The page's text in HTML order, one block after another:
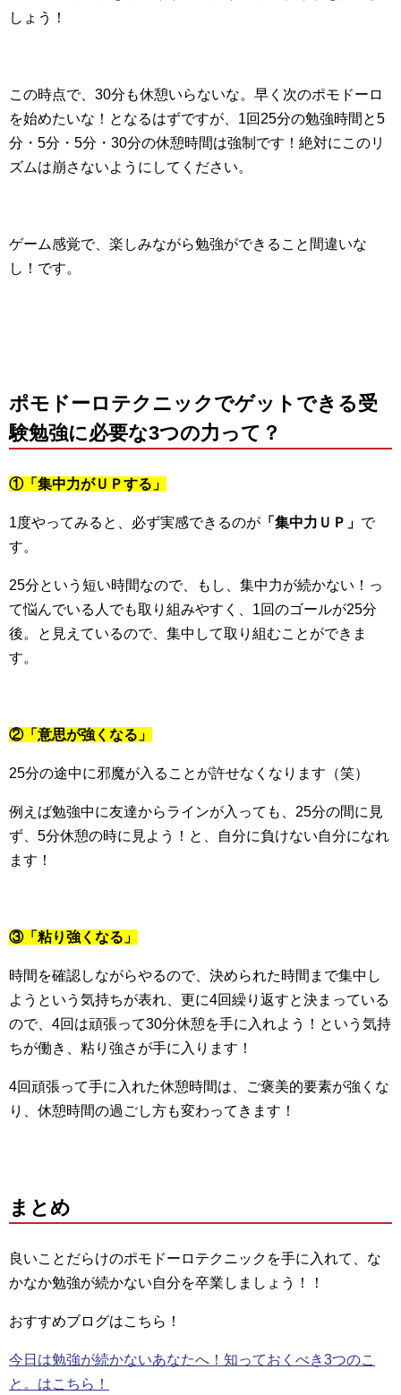
しょう！
この時点で、30分も休憩いらないな。早く次のポモドーロ
を始めたいな！となるはずですが、1回25分の勉強時間と5
分・5分・5分・30分の休憩時間は強制です！絶対にこのリ
ズムは崩さないようにしてください。
ゲーム感覚で、楽しみながら勉強ができること間違いな
し！です。
ポモドーロテクニックでゲットできる受
験勉強に必要な3つの力って？
①「集中力がＵＰする」
1度やってみると、必ず実感できるのが 「集中力ＵＰ」 で
す。
25分という短い時間なので、もし、集中力が続かない！っ
て悩んでいる人でも取り組みやすく、1回のゴールが25分
後。と見えているので、集中して取り組むことができま
す。
②「意思が強くなる」
25分の途中に邪魔が入ることが許せなくなります（笑）
例えば勉強中に友達からラインが入っても、25分の間に見
ず、5分休憩の時に見よう！と、自分に負けない自分になれ
ます！
③「粘り強くなる」
時間を確認しながらやるので、決められた時間まで集中し
ようという気持ちが表れ、更に4回繰り返すと決まっている
ので、4回は頑張って30分休憩を手に入れよう！という気持
ちが働き、粘り強さが手に入ります！
4回頑張って手に入れた休憩時間は、ご褒美的要素が強くな
り、休憩時間の過ごし方も変わってきます！
まとめ
良いことだらけのポモドーロテクニックを手に入れて、な
かなか勉強が続かない自分を卒業しましょう！！
おすすめブログはこちら！
今日は勉強が続かないあなたへ！知っておくべき3つのこ
と。はこちら！